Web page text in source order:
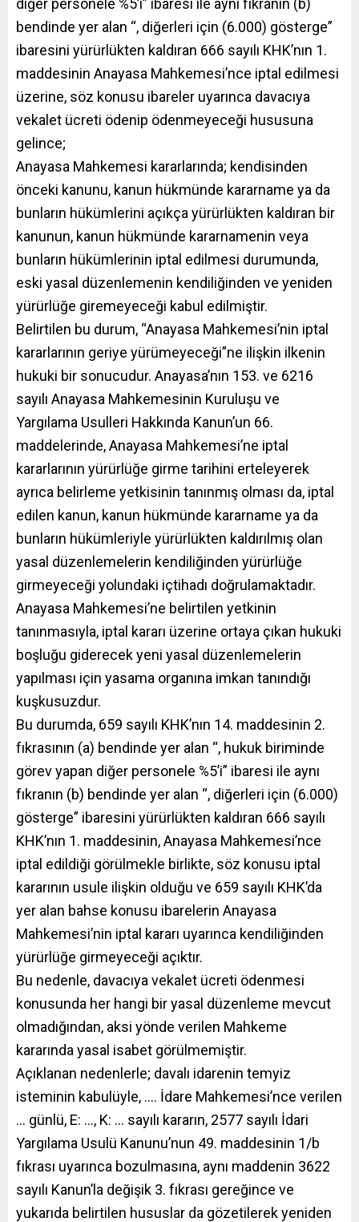
bendinde yer alan “, diğerleri için (6.000) gösterge”
ibaresini yürürlükten kaldıran 666 sayılı KHK’nın 1.
maddesinin Anayasa Mahkemesi’nce iptal edilmesi
üzerine, söz konusu ibareler uyarınca davacıya
vekalet ücreti ödenip ödenmeyeceği hususuna
gelince;
Anayasa Mahkemesi kararlarında; kendisinden
önceki kanunu, kanun hükmünde kararname ya da
bunların hükümlerini açıkça yürürlükten kaldıran bir
kanunun, kanun hükmünde kararnamenin veya
bunların hükümlerinin iptal edilmesi durumunda,
eski yasal düzenlemenin kendiliğinden ve yeniden
yürürlüğe giremeyeceği kabul edilmiştir.
Belirtilen bu durum, “Anayasa Mahkemesi’nin iptal
kararlarının geriye yürümeyeceği”ne ilişkin ilkenin
hukuki bir sonucudur. Anayasa’nın 153. ve 6216
sayılı Anayasa Mahkemesinin Kuruluşu ve
Yargılama Usulleri Hakkında Kanun’un 66.
maddelerinde, Anayasa Mahkemesi’ne iptal
kararlarının yürürlüğe girme tarihini erteleyerek
ayrıca belirleme yetkisinin tanınmış olması da, iptal
edilen kanun, kanun hükmünde kararname ya da
bunların hükümleriyle yürürlükten kaldırılmış olan
yasal düzenlemelerin kendiliğinden yürürlüğe
girmeyeceği yolundaki içtihadı doğrulamaktadır.
Anayasa Mahkemesi’ne belirtilen yetkinin
tanınmasıyla, iptal kararı üzerine ortaya çıkan hukuki
boşluğu giderecek yeni yasal düzenlemelerin
yapılması için yasama organına imkan tanındığı
kuşkusuzdur.
Bu durumda, 659 sayılı KHK’nın 14. maddesinin 2.
fıkrasının (a) bendinde yer alan “, hukuk biriminde
görev yapan diğer personele %5’i” ibaresi ile aynı
fıkranın (b) bendinde yer alan “, diğerleri için (6.000)
gösterge” ibaresini yürürlükten kaldıran 666 sayılı
KHK’nın 1. maddesinin, Anayasa Mahkemesi’nce
iptal edildiği görülmekle birlikte, söz konusu iptal
kararının usule ilişkin olduğu ve 659 sayılı KHK’da
yer alan bahse konusu ibarelerin Anayasa
Mahkemesi’nin iptal kararı uyarınca kendiliğinden
yürürlüğe girmeyeceği açıktır.
Bu nedenle, davacıya vekalet ücreti ödenmesi
konusunda her hangi bir yasal düzenleme mevcut
olmadığından, aksi yönde verilen Mahkeme
kararında yasal isabet görülmemiştir.
Açıklanan nedenlerle; davalı idarenin temyiz
isteminin kabulüyle, …. İdare Mahkemesi’nce verilen
… günlü, E: …, K: … sayılı kararın, 2577 sayılı İdari
Yargılama Usulü Kanunu’nun 49. maddesinin 1/b
fıkrası uyarınca bozulmasına, aynı maddenin 3622
sayılı Kanun’la değişik 3. fıkrası gereğince ve
yukarıda belirtilen hususlar da gözetilerek yeniden